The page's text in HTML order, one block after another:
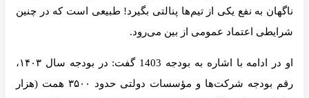
ناگهان به نفع یکی از تیم‌ها پنالتی بگیرد! طبیعی است که در چنین
شرایطی اعتماد عمومی از بین می‌رود.
او در ادامه با اشاره به بودجه 1403 گفت: در بودجه سال ۱۴۰۳،
رقم بودجه شرکت‌ها و مؤسسات دولتی حدود ۳۵۰۰ همت (هزار